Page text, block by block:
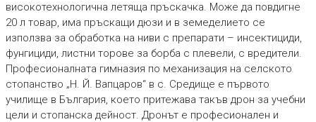
високотехнологична летяща пръскачка. Може да повдигне
20 л товар, има пръскащи дюзи и в земеделието се
използва за обработка на ниви с препарати – инсектициди,
фунгициди, листни торове за борба с плевели, с вредители.
Професионалната гимназия по механизация на селското
стопанство „Н. Й. Вапцаров“ в с. Средище е първото
училище в България, което притежава такъв дрон за учебни
цели и стопанска дейност. Дронът е професионален и